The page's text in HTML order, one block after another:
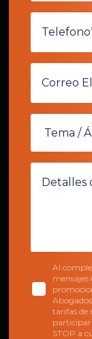
Al
tarifas de
STOP a